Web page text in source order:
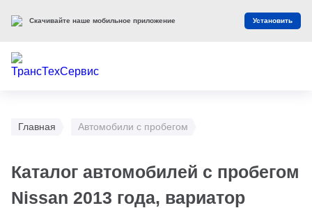
Главная Автомобили с пробегом
Каталог автомобилей с пробегом
Nissan 2013 года, вариатор
Скачивайте наше мобильное приложение Установить